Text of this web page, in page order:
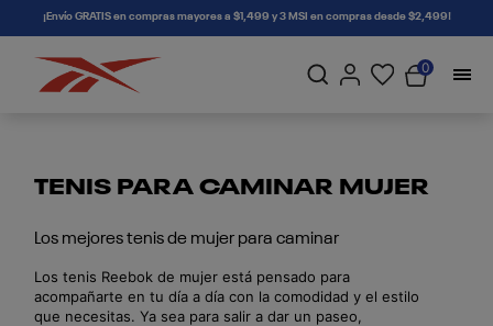
connectif¡Envío GRATIS en compras mayores a $1,499 y 3 MSI en compras desde $2,499!
0
TENIS PARA CAMINAR MUJER
Los mejores tenis de mujer para caminar
Los tenis Reebok de mujer está pensado para
acompañarte en tu día a día con la comodidad y el estilo
que necesitas. Ya sea para salir a dar un paseo,